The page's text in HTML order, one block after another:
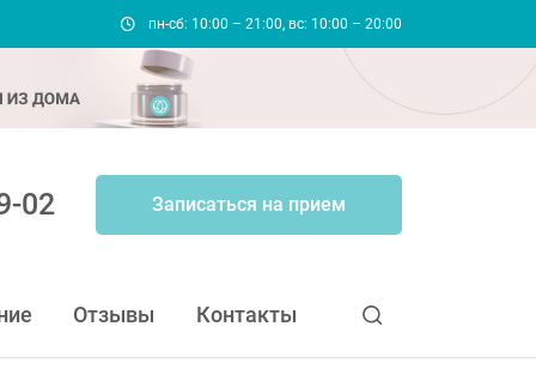
пн-сб: 10:00 – 21:00, вс: 10:00 – 20:00
02 Записаться на прием
Отзывы Контакты